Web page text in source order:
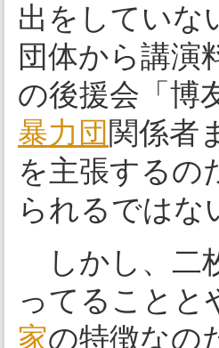
出をしていな
団体から講演
の後援会「博
暴力団 関係者
を主張するの
られるではな
しかし、二
ってることと
家の特徴なの